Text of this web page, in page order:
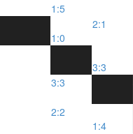
1:5
1:0
2:1
3:3
3:3
2:2
1:4